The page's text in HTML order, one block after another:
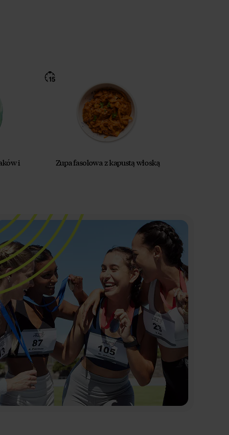
i
Zupa fasolowa z kapustą włoską